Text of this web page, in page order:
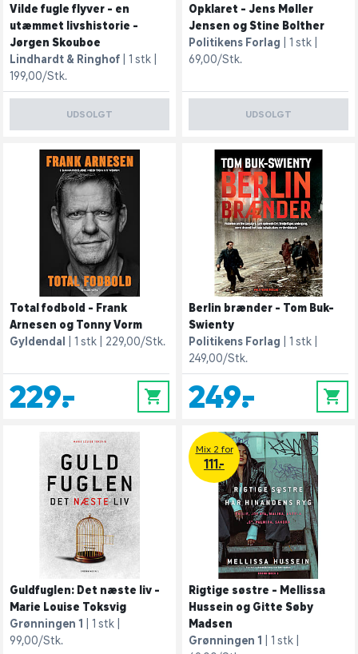
Vilde fugle flyver - en
utæmmet livshistorie -
Jørgen Skouboe
Lindhardt & Ringhof
1 stk
199,00/Stk.
UDSOLGT
Opklaret - Jens Møller
Jensen og Stine Bolther
Politikens Forlag
1 stk
69,00/Stk.
UDSOLGT
Total fodbold - Frank
Arnesen og Tonny Vorm
Gyldendal
1 stk 229,00/Stk.
229,- 0
Berlin brænder - Tom Buk-
Swienty
Politikens Forlag
1 stk
249,00/Stk.
249,- 0
Guldfuglen: Det næste liv -
Marie Louise Toksvig
Grønningen 1
1 stk
99,00/Stk.
Mix 2 for
111.-
Rigtige søstre - Mellissa
Hussein og Gitte Søby
Madsen
Grønningen 1
1 stk